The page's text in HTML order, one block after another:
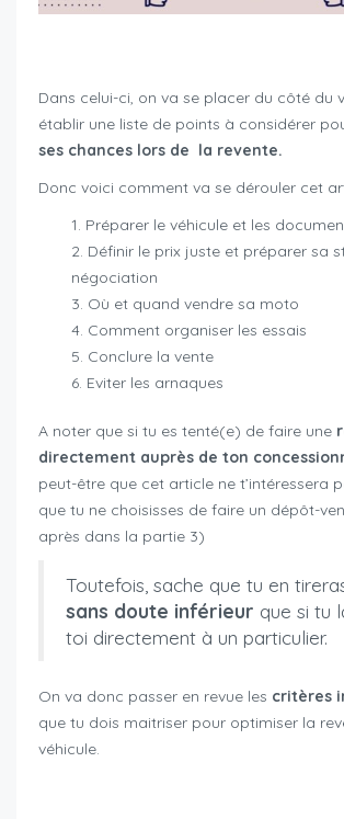
Dans celui-ci, on va se placer du côté du
établir une liste de points à considérer
ses chances lors de la revente.
Donc voici comment va se dérouler cet
Préparer le véhicule et les
Définir le prix juste et préparer sa
négociation
Où et quand vendre sa moto
Comment organiser les essais
Conclure la vente
Eviter les arnaques
A noter que si tu es tenté(e) de faire une
directement auprès de ton
peut-être que cet article ne t’intéressera
que tu ne choisisses de faire un dépôt-
après dans la partie 3)
Toutefois, sache que tu en
sans doute inférieur que si tu
toi directement à un particulier.
On va donc passer en revue les critères
que tu dois maitriser pour optimiser la
véhicule.